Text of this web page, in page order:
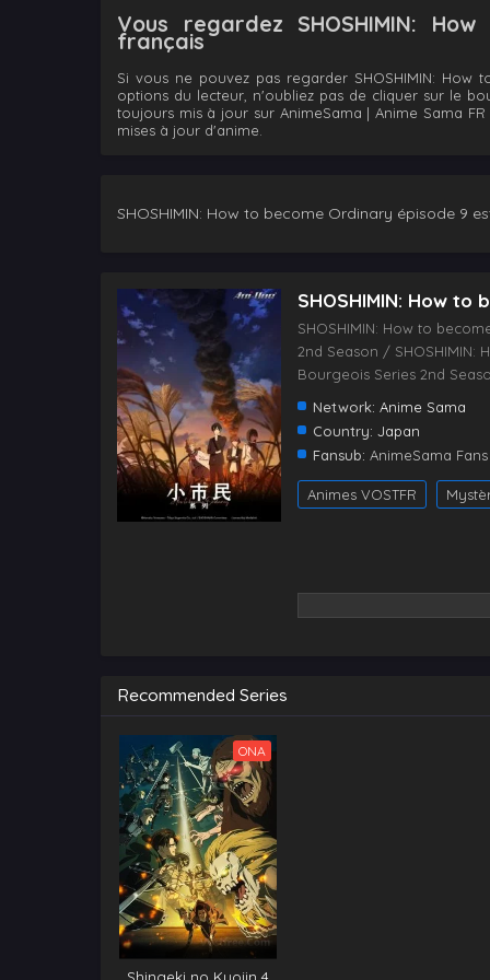
Vous regardez SHOSHIMIN:
français
Si vous ne pouvez pas regarder SHOSHIMIN:
options du lecteur, n'oubliez pas de cliquer sur le
toujours mis à jour sur AnimeSama | Anime Sama
mises à jour d'anime.
SHOSHIMIN: How to become Ordinary épisode 9
SHOSHIMIN: How to
SHOSHIMIN: How to
2nd Season / SHOSHIMIN:
Bourgeois Series 2nd
Network: Anime Sama
Country: Japan
Fansub: AnimeSama Fans
Animes VOSTFR
Recommended Series
ONA
Shingeki no Kyojin 4